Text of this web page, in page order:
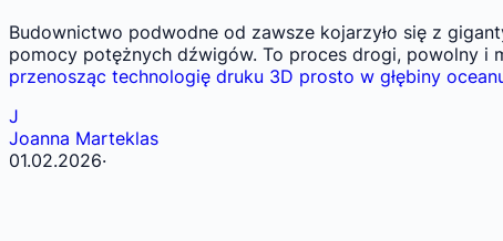
Budownictwo podwodne od zawsze kojarzyło się z
pomocy potężnych dźwigów. To proces drogi, powolny i
przenosząc technologię druku 3D prosto w głębiny
J
Joanna Marteklas
01.02.2026·